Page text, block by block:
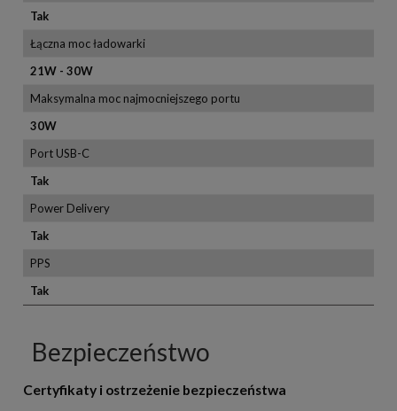
Tak
Łączna moc ładowarki
21W - 30W
Maksymalna moc najmocniejszego portu
30W
Port USB-C
Tak
Power Delivery
Tak
PPS
Tak
Bezpieczeństwo
Certyfikaty i ostrzeżenie bezpieczeństwa